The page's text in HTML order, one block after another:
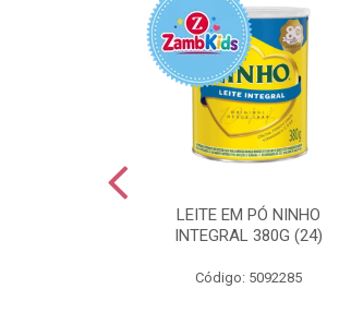
LEITE EM PÓ NINHO
INTEGRAL 380G (24)
Código: 5092285